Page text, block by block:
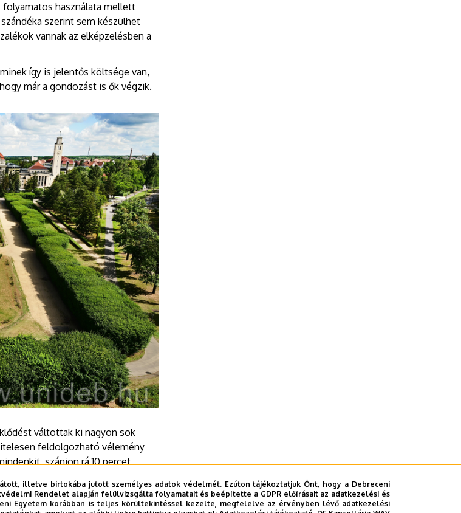
folyamatos használata mellett
szerint sem készülhet
vannak az elképzelésben a
így is jelentős költsége van,
már a gondozást is ők végzik.
váltottak ki nagyon sok
feldolgozható vélemény
szánjon rá 10 percet,
illetve birtokába jutott személyes adatok védelmét. Ezúton tájékoztatjuk Önt, hogy a Debreceni
Rendelet alapján felülvizsgálta folyamatait és beépítette a GDPR előírásait az adatkezelési és
Egyetem korábban is teljes körültekintéssel kezelte, megfelelve az érvényben lévő adatkezelési